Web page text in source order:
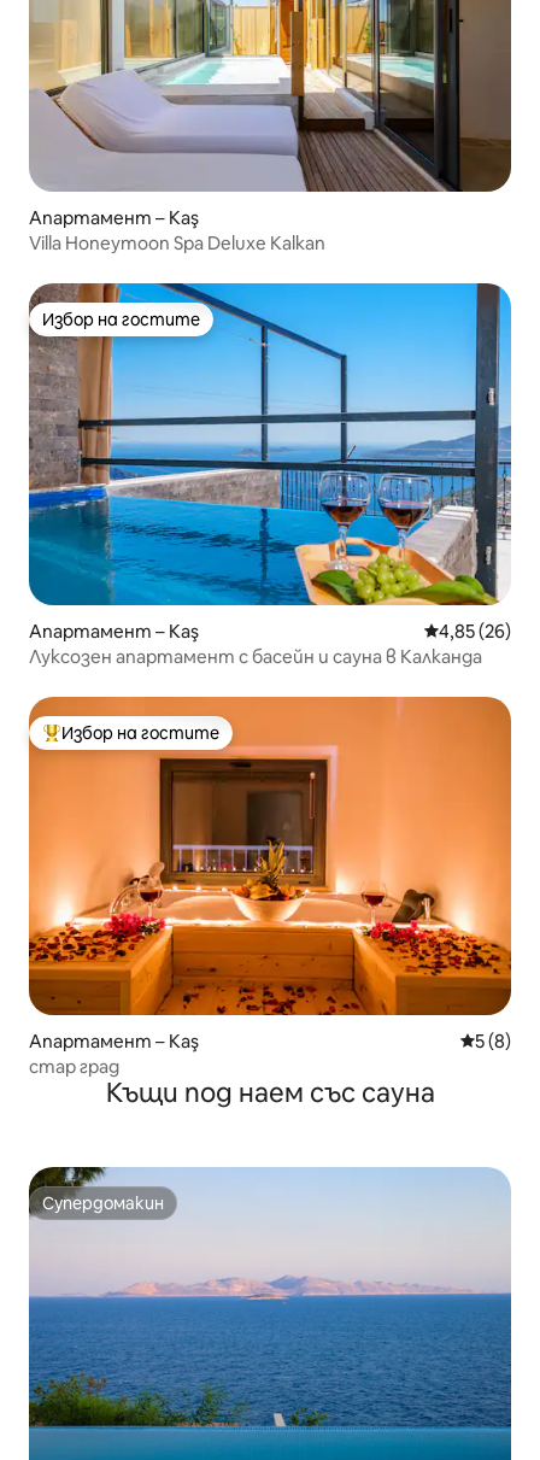
Апартамент – Kaş
Villa Honeymoon Spa Deluxe Kalkan
Избор на гостите
Избор на гостите
Апартамент – Kaş Средна
4,85 (26)
Луксозен апартамент с басейн и сауна в Калканда
Най-популярен избор на гостите
Избор на гостите
Апартамент – Kaş Средна
5 (8)
стар град
Къщи под наем със сауна
Супердомакин
Супердомакин